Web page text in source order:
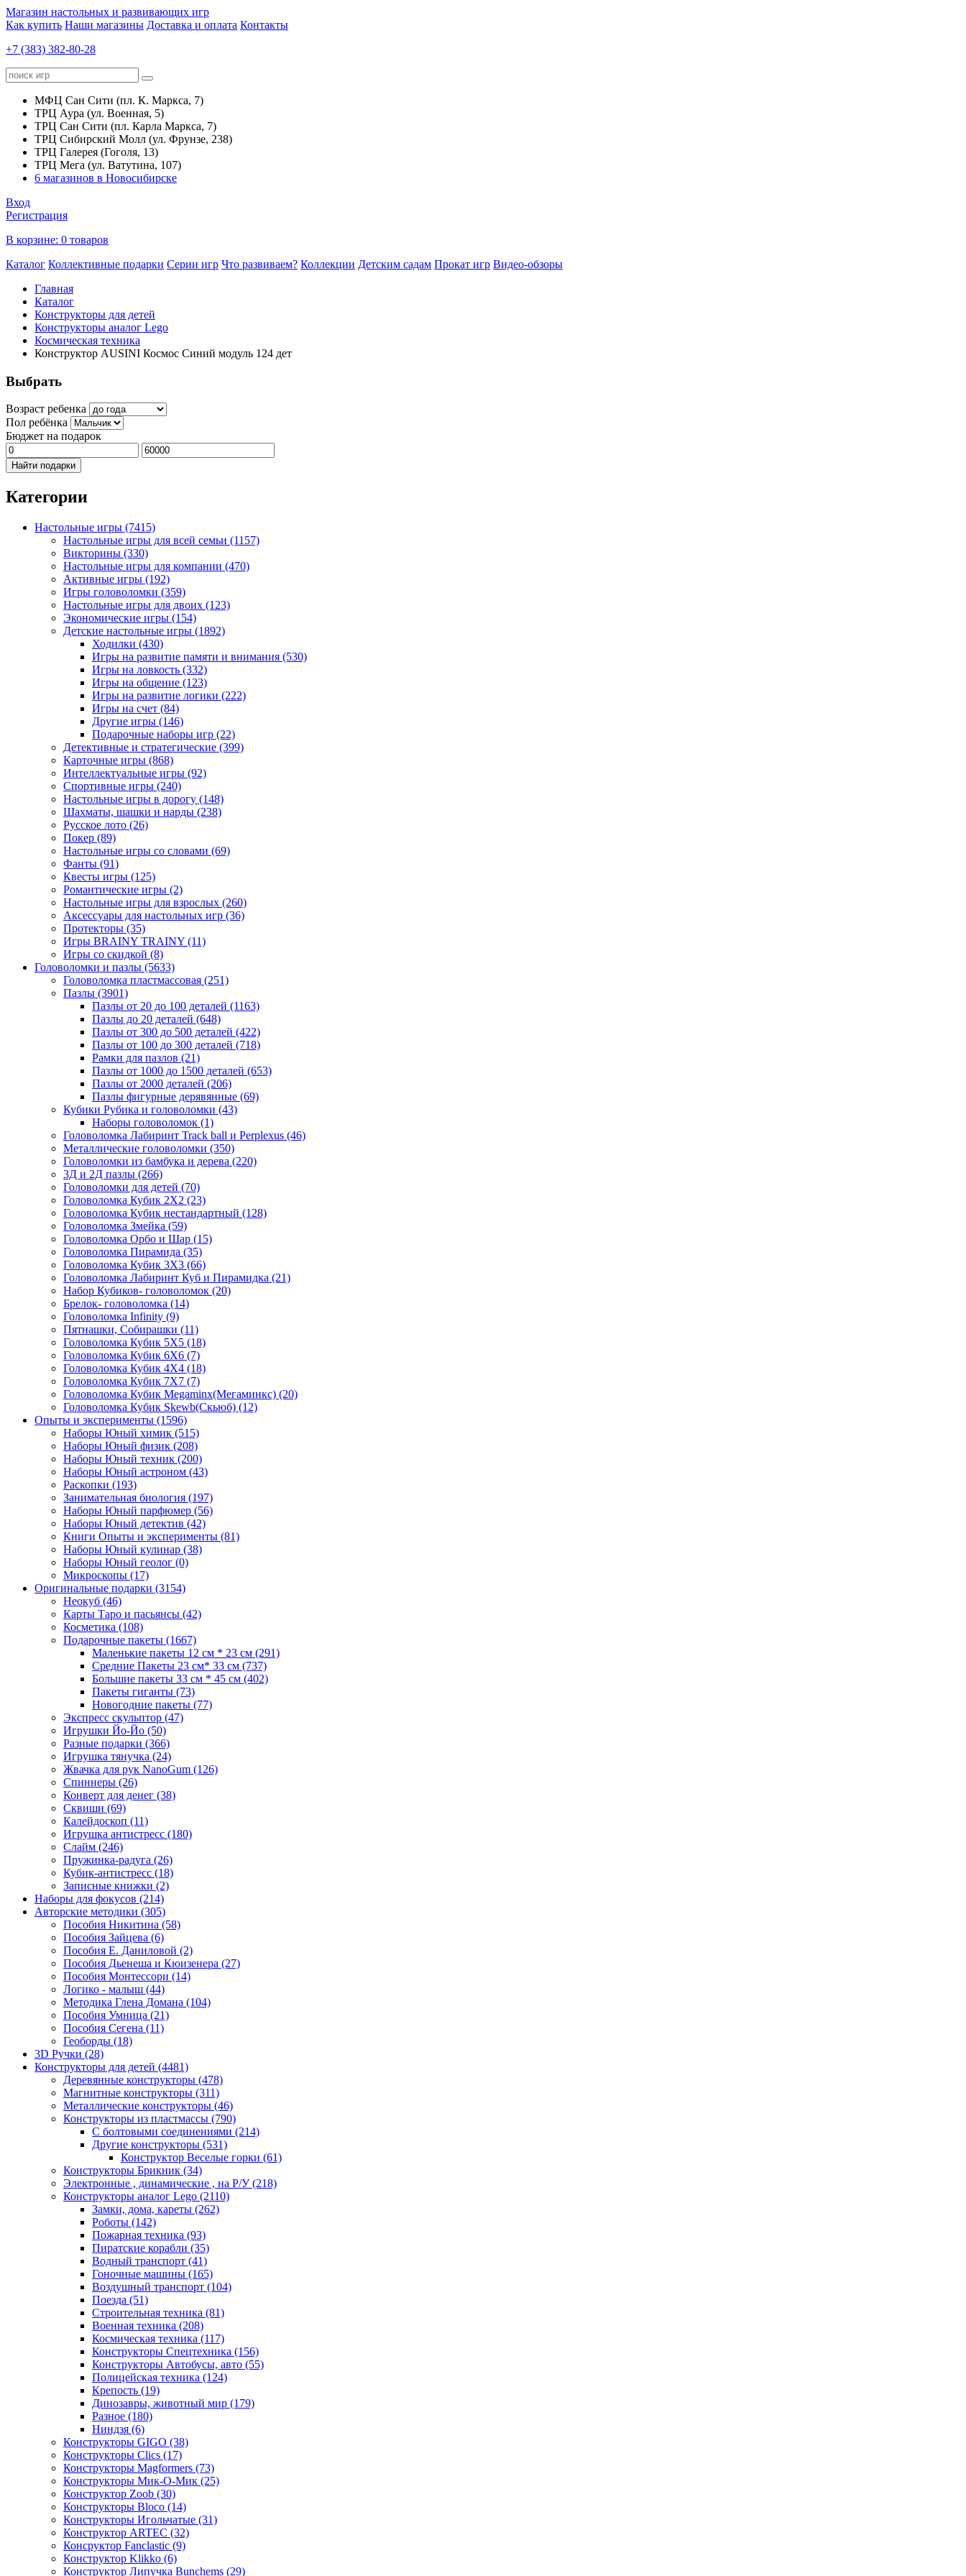
Магазин настольных и развивающих игр
Как купить Наши магазины Доставка и оплата Контакты
+7 (383) 382-80-28
МФЦ Сан Сити (пл. К. Маркса, 7)
ТРЦ Аура (ул. Военная, 5)
ТРЦ Сан Сити (пл. Карла Маркса, 7)
ТРЦ Сибирский Молл (ул. Фрунзе, 238)
ТРЦ Галерея (Гоголя, 13)
ТРЦ Мега (ул. Ватутина, 107)
6 магазинов в Новосибирске
Вход
Регистрация
В корзине: 0 товаров
Каталог Коллективные подарки Серии игр Что развиваем? Коллекции Детским садам Прокат игр Видео-обзоры
Главная
Каталог
Конструкторы для детей
Конструкторы аналог Lego
Космическая техника
Конструктор AUSINI Космос Синий модуль 124 дет
Выбрать
Возраст ребенка
Пол ребёнка
Бюджет на подарок
Найти подарки
Категории
Настольные игры (7415)
Настольные игры для всей семьи (1157)
Викторины (330)
Настольные игры для компании (470)
Активные игры (192)
Игры головоломки (359)
Настольные игры для двоих (123)
Экономические игры (154)
Детские настольные игры (1892)
Ходилки (430)
Игры на развитие памяти и внимания (530)
Игры на ловкость (332)
Игры на общение (123)
Игры на развитие логики (222)
Игры на счет (84)
Другие игры (146)
Подарочные наборы игр (22)
Детективные и стратегические (399)
Карточные игры (868)
Интеллектуальные игры (92)
Спортивные игры (240)
Настольные игры в дорогу (148)
Шахматы, шашки и нарды (238)
Русское лото (26)
Покер (89)
Настольные игры со словами (69)
Фанты (91)
Квесты игры (125)
Романтические игры (2)
Настольные игры для взрослых (260)
Аксессуары для настольных игр (36)
Протекторы (35)
Игры BRAINY TRAINY (11)
Игры со скидкой (8)
Головоломки и пазлы (5633)
Головоломка пластмассовая (251)
Пазлы (3901)
Пазлы от 20 до 100 деталей (1163)
Пазлы до 20 деталей (648)
Пазлы от 300 до 500 деталей (422)
Пазлы от 100 до 300 деталей (718)
Рамки для пазлов (21)
Пазлы от 1000 до 1500 деталей (653)
Пазлы от 2000 деталей (206)
Пазлы фигурные дерявянные (69)
Кубики Рубика и головоломки (43)
Наборы головоломок (1)
Головоломка Лабиринт Track ball и Perplexus (46)
Металлические головоломки (350)
Головоломки из бамбука и дерева (220)
3Д и 2Д пазлы (266)
Головоломки для детей (70)
Головоломка Кубик 2Х2 (23)
Головоломка Кубик нестандартный (128)
Головоломка Змейка (59)
Головоломка Орбо и Шар (15)
Головоломка Пирамида (35)
Головоломка Кубик 3Х3 (66)
Головоломка Лабиринт Куб и Пирамидка (21)
Набор Кубиков- головоломок (20)
Брелок- головоломка (14)
Головоломка Infinity (9)
Пятнашки, Собирашки (11)
Головоломка Кубик 5Х5 (18)
Головоломка Кубик 6Х6 (7)
Головоломка Кубик 4Х4 (18)
Головоломка Кубик 7Х7 (7)
Головоломка Кубик Megaminx(Мегаминкс) (20)
Головоломка Кубик Skewb(Скьюб) (12)
Опыты и эксперименты (1596)
Наборы Юный химик (515)
Наборы Юный физик (208)
Наборы Юный техник (200)
Наборы Юный астроном (43)
Раскопки (193)
Занимательная биология (197)
Наборы Юный парфюмер (56)
Наборы Юный детектив (42)
Книги Опыты и эксперименты (81)
Наборы Юный кулинар (38)
Наборы Юный геолог (0)
Микроскопы (17)
Оригинальные подарки (3154)
Неокуб (46)
Карты Таро и пасьянсы (42)
Косметика (108)
Подарочные пакеты (1667)
Маленькие пакеты 12 см * 23 см (291)
Средние Пакеты 23 см* 33 см (737)
Большие пакеты 33 см * 45 см (402)
Пакеты гиганты (73)
Новогодние пакеты (77)
Экспресс скульптор (47)
Игрушки Йо-Йо (50)
Разные подарки (366)
Игрушка тянучка (24)
Жвачка для рук NanoGum (126)
Спиннеры (26)
Конверт для денег (38)
Сквиши (69)
Калейдоскоп (11)
Игрушка антистресс (180)
Слайм (246)
Пружинка-радуга (26)
Кубик-антистресс (18)
Записные книжки (2)
Наборы для фокусов (214)
Авторские методики (305)
Пособия Никитина (58)
Пособия Зайцева (6)
Пособия Е. Даниловой (2)
Пособия Дьенеша и Кюизенера (27)
Пособия Монтессори (14)
Логико - малыш (44)
Методика Глена Домана (104)
Пособия Умница (21)
Пособия Сегена (11)
Геоборды (18)
3D Ручки (28)
Конструкторы для детей (4481)
Деревянные конструкторы (478)
Магнитные конструкторы (311)
Металлические конструкторы (46)
Конструкторы из пластмассы (790)
С болтовыми соединениями (214)
Другие конструкторы (531)
Конструктор Веселые горки (61)
Конструкторы Брикник (34)
Электронные , динамические , на Р/У(218)
Конструкторы аналог Lego (2110)
Замки, дома, кареты (262)
Роботы (142)
Пожарная техника (93)
Пиратские корабли (35)
Водный транспорт (41)
Гоночные машины (165)
Воздушный транспорт (104)
Поезда (51)
Строительная техника (81)
Военная техника (208)
Космическая техника (117)
Конструкторы Спецтехника (156)
Конструкторы Автобусы, авто (55)
Полицейская техника (124)
Крепость (19)
Динозавры, животный мир (179)
Разное (180)
Ниндзя (6)
Конструкторы GIGO (38)
Конструкторы Clics (17)
Конструкторы Magformers (73)
Конструкторы Мик-О-Мик (25)
Конструктор Zoob (30)
Конструкторы Bloco (14)
Конструкторы Игольчатые (31)
Конструктор ARTEC (32)
Консруктор Fanclastic (9)
Конструктор Klikko (6)
Конструктор Липучка Bunchems (29)